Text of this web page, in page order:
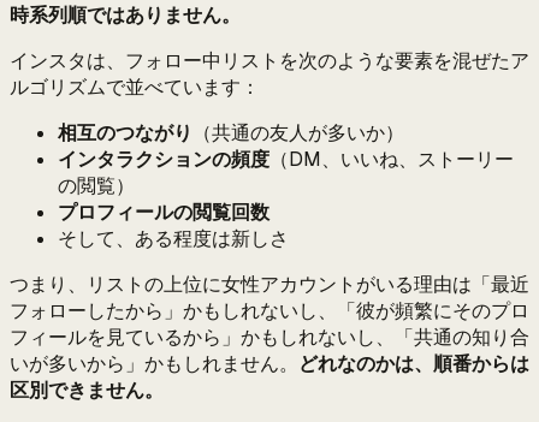
時系列順ではありません。
インスタは、フォロー中リストを次のような要素を混ぜたア
ルゴリズムで並べています：
相互のつながり
（共通の友人が多いか）
インタラクションの頻度 （DM、いいね、ストーリー
の閲覧）
プロフィールの閲覧回数
そして、ある程度は新しさ
つまり、リストの上位に女性アカウントがいる理由は「最近
フォローしたから」かもしれないし、「彼が頻繁にそのプロ
フィールを見ているから」かもしれないし、「共通の知り合
いが多いから」かもしれません。 どれなのかは、順番からは
区別できません。